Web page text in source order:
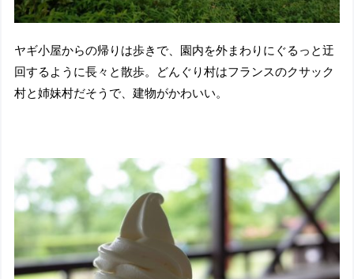
ヤギ小屋からの帰りは歩きで、園内を外まわりにぐるっと迂
回するように長々と散歩。どんぐり村はフランスのクサック
村と姉妹村だそうで、建物がかわいい。